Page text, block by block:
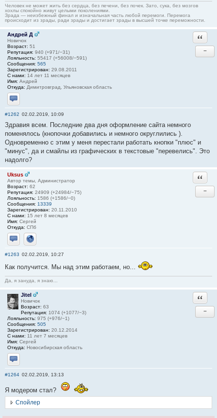
Человек не может жить без сердца, без печени, без почек. Зато, сука, без мозгов
хохлы спокойно живут целыми поколениями.
Зрада — неизбежный финал и изначальная часть любой перемоги. Перемога
происходит из зрады, ради зрады и достигает зрады в высшей точке переможности.
Андрей Д
Новичок
Возраст: 51
Репутация: 940 (+971/−31)
Лояльность: 55417 (+56008/−591)
Сообщения: 565
Зарегистрирован: 29.08.2011
С нами: 14 лет 11 месяцев
Имя: Андрей
Откуда: Димитровград, Ульяновская область
Отправить личное сообщение
−
#1262 02.02.2019, 10:09
Здравия всем. Последние два дня оформление сайта немного
поменялось (кнопочки добавились и немного округлились ).
Одновременно с этим у меня перестали работать кнопки "плюс" и
"минус", да и смайлы из графических в текстовые "перевелись". Это
надолго?
Uksus
Автор темы, Администратор
Возраст: 62
Репутация: 24909 (+24984/−75)
Лояльность: 1586 (+1586/−0)
Сообщения: 13339
Зарегистрирован: 20.11.2010
С нами: 15 лет 8 месяцев
Имя: Сергей
Откуда: СПб
Отправить личное сообщение
Сайт
−
#1263 02.02.2019, 10:27
Как получится. Мы над этим работаем, но...
Да, я зануда, я знаю...
Jitel
Новичок
Возраст: 63
Репутация: 1074 (+1077/−3)
Лояльность: 975 (+976/−1)
Сообщения: 505
Зарегистрирован: 20.12.2014
С нами: 11 лет 7 месяцев
Имя: Сергей
Откуда: Новосибирская область
Отправить личное сообщение
−
#1264 02.02.2019, 13:13
Я модером стал?
Спойлер